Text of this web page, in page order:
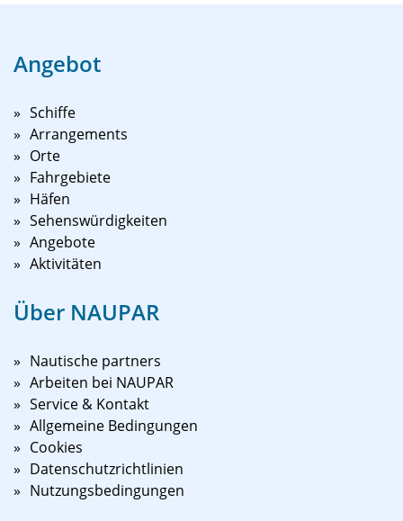
Angebot
Schiffe
Arrangements
Orte
Fahrgebiete
Häfen
Sehenswürdigkeiten
Angebote
Aktivitäten
Über NAUPAR
Nautische partners
Arbeiten bei NAUPAR
Service & Kontakt
Allgemeine Bedingungen
Cookies
Datenschutzrichtlinien
Nutzungsbedingungen